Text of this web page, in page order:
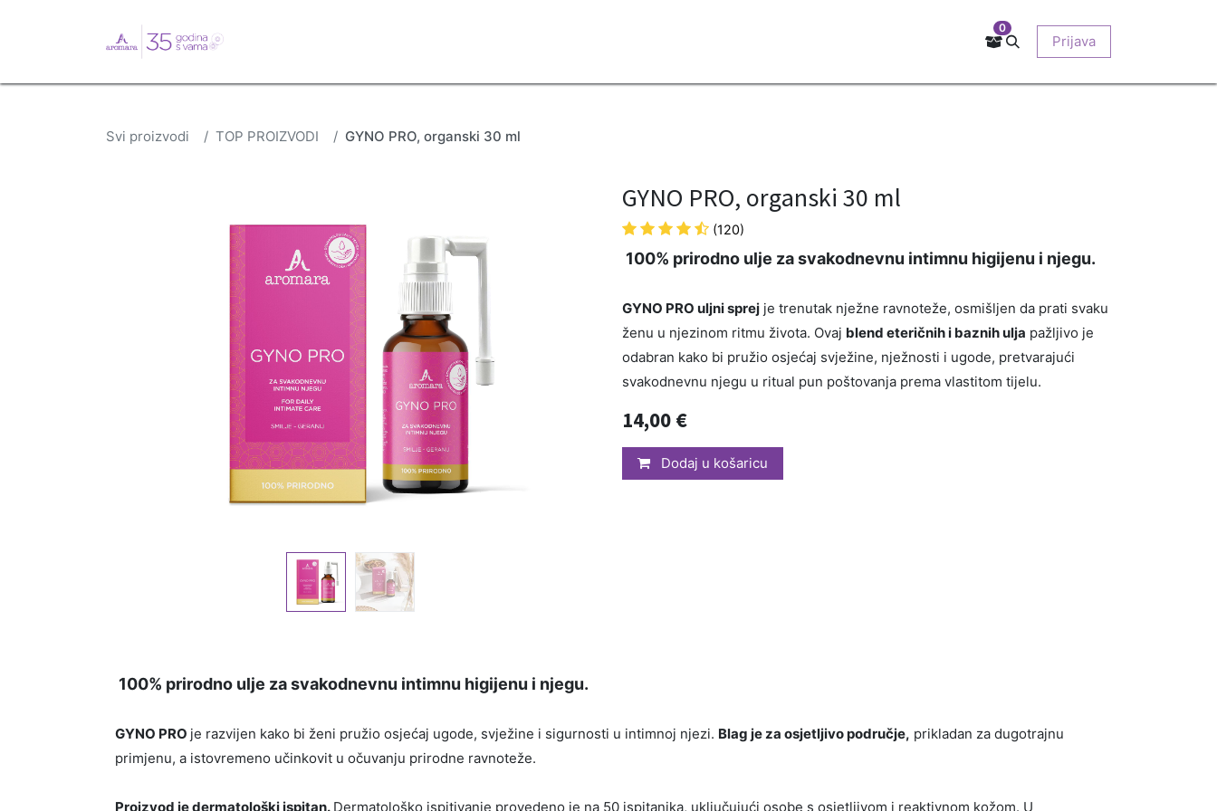
Prodajna mjesta EU-projekti
0
Prijava
Svi proizvodi TOP PROIZVODI GYNO PRO, organski 30 ml
GYNO PRO, organski 30 ml
(120)
100% prirodno ulje za svakodnevnu intimnu higijenu i njegu.
GYNO PRO uljni sprej je trenutak nježne ravnoteže, osmišljen da prati svaku
ženu u njezinom ritmu života. Ovaj blend eteričnih i baznih ulja pažljivo je
odabran kako bi pružio osjećaj svježine, nježnosti i ugode, pretvarajući
svakodnevnu njegu u ritual pun poštovanja prema vlastitom tijelu.
14,00 €
Dodaj u košaricu
100% prirodno ulje za svakodnevnu intimnu higijenu i njegu.
GYNO PRO je razvijen kako bi ženi pružio osjećaj ugode, svježine i sigurnosti u intimnoj njezi. Blag je za osjetljivo područje, prikladan za dugotrajnu
primjenu, a istovremeno učinkovit u očuvanju prirodne ravnoteže.
Proizvod je dermatološki ispitan. Dermatološko ispitivanje provedeno je na 50 ispitanika, uključujući osobe s osjetljivom i reaktivnom kožom. U